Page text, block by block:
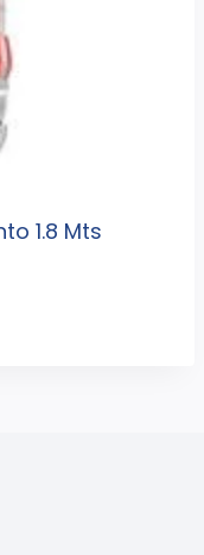
1.8 Mts